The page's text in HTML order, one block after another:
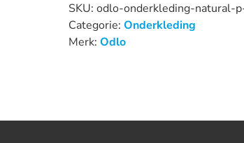
SKU: odlo-onderkleding-natural-
Categorie: Onderkleding
Merk: Odlo